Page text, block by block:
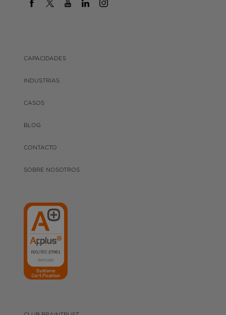
CAPACIDADES
INDUSTRIAS
CASOS
BLOG
CONTACTO
SOBRE NOSOTROS